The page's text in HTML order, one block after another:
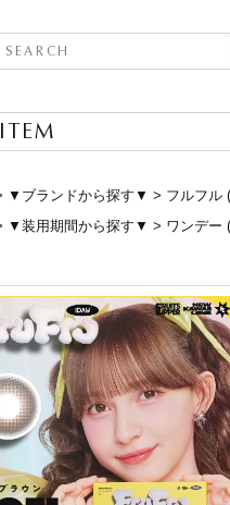
ITEM
▼ブランドから探す▼ フルフル
▼装用期間から探す▼ ワンデー